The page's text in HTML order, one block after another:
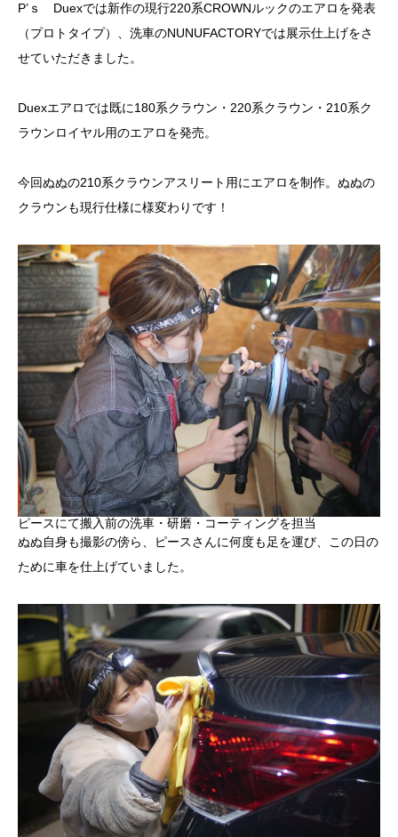
P’ｓ Duexでは新作の現行220系CROWNルックのエアロを発表
（プロトタイプ）、洗車のNUNUFACTORYでは展示仕上げをさ
せていただきました。
Duexエアロでは既に180系クラウン・220系クラウン・210系ク
ラウンロイヤル用のエアロを発売。
今回ぬぬの210系クラウンアスリート用にエアロを制作。ぬぬの
クラウンも現行仕様に様変わりです！
ピースにて搬入前の洗車・研磨・コーティングを担当
ぬぬ自身も撮影の傍ら、ピースさんに何度も足を運び、この日の
ために車を仕上げていました。